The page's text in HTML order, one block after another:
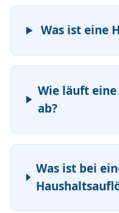
Was ist eine
Wie läuft
ab?
Was ist bei